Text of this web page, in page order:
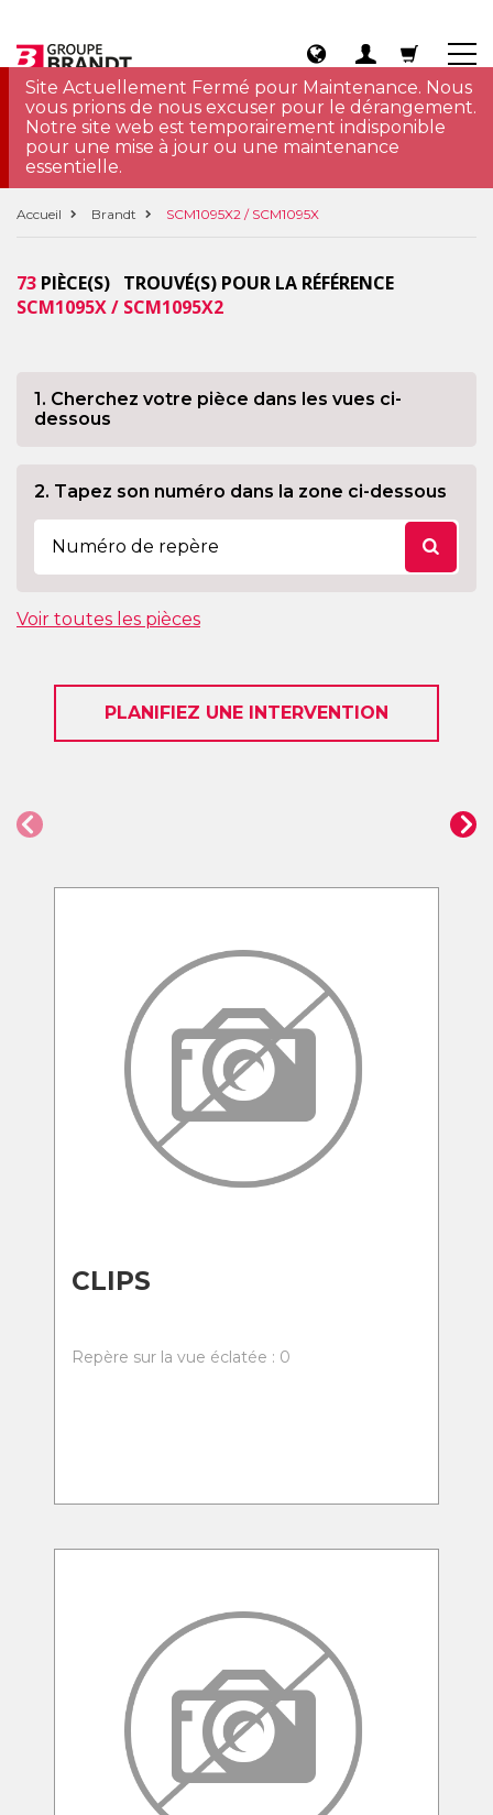
Site Actuellement Fermé pour Maintenance. Nous
vous prions de nous excuser pour le dérangement.
Notre site web est temporairement indisponible
pour une mise à jour ou une maintenance
essentielle.
Accueil Brandt SCM1095X2 / SCM1095X
73 PIÈCE(S) TROUVÉ(S) POUR LA RÉFÉRENCE
SCM1095X / SCM1095X2
1. Cherchez votre pièce dans les vues ci-
dessous
2. Tapez son numéro dans la zone ci-dessous
Voir toutes les pièces
PLANIFIEZ UNE INTERVENTION
CLIPS
Repère sur la vue éclatée : 0